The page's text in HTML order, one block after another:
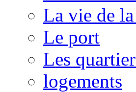
La vie de
Le port
Les
logements